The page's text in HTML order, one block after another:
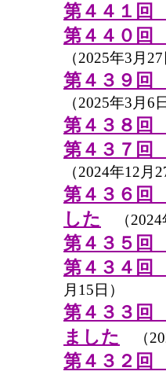
第４４１回
第４４０回
（2025年3月27
第４３９回
（2025年3月6
第４３８回
第４３７回
（2024年12月
第４３６回
した
（2024
第４３５回
第４３４回
月15日）
第４３３回
ました
（
第４３２回